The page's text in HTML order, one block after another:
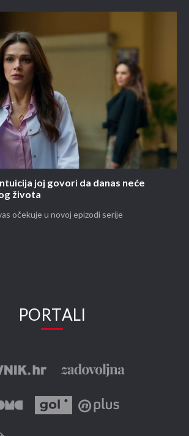
joj govori da danas neće
života
očekuje u novoj epizodi serije
PORTALI